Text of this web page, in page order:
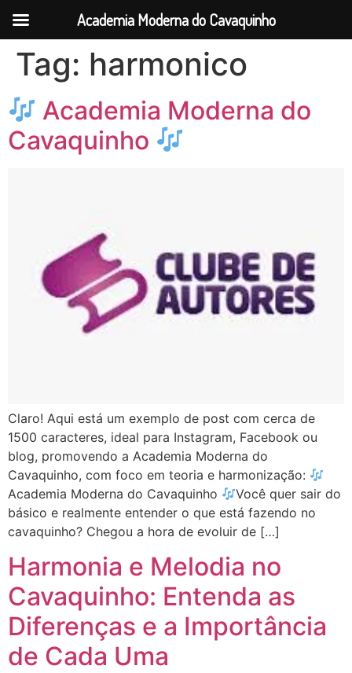
Tag: harmonico
Academia Moderna do
Cavaquinho
Claro! Aqui está um exemplo de post com cerca de
1500 caracteres, ideal para Instagram, Facebook ou
blog, promovendo a Academia Moderna do
Cavaquinho, com foco em teoria e harmonização:
Academia Moderna do Cavaquinho
Você quer sair do
básico e realmente entender o que está fazendo no
cavaquinho? Chegou a hora de evoluir de […]
Harmonia e Melodia no
Cavaquinho: Entenda as
Diferenças e a Importância
de Cada Uma
Academia Moderna do Cavaquinho